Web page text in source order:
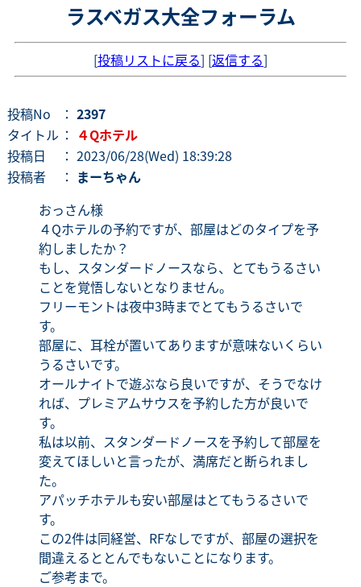
ラスベガス大全フォーラム
[投稿リストに戻る] [返信する]
投稿No ： 2397
タイトル ： ４Qホテル
投稿日
： 2023/06/28(Wed) 18:39:28
投稿者
： まーちゃん
おっさん様
４Qホテルの予約ですが、部屋はどのタイプを予
約しましたか？
もし、スタンダードノースなら、とてもうるさい
ことを覚悟しないとなりません。
フリーモントは夜中3時までとてもうるさいで
す。
部屋に、耳栓が置いてありますが意味ないくらい
うるさいです。
オールナイトで遊ぶなら良いですが、そうでなけ
れば、プレミアムサウスを予約した方が良いで
す。
私は以前、スタンダードノースを予約して部屋を
変えてほしいと言ったが、満席だと断られまし
た。
アパッチホテルも安い部屋はとてもうるさいで
す。
この2件は同経営、RFなしですが、部屋の選択を
間違えるととんでもないことになります。
ご参考まで。